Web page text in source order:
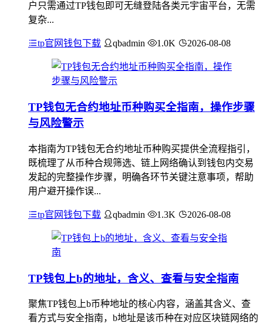
户只需通过TP钱包即可无缝登陆各类元宇宙平台，无需
复杂...
tp官网钱包下载 qbadmin 1.0K 2026-08-08
TP钱包无合约地址币种购买全指南，操作步骤
与风险警示
本指南为TP钱包无合约地址币种购买提供全流程指引，
既梳理了从币种合规筛选、链上网络确认到钱包内交易
发起的完整操作步骤，明确各环节关键注意事项，帮助
用户避开操作误...
tp官网钱包下载 qbadmin 1.3K 2026-08-08
TP钱包上b的地址，含义、查看与安全指南
聚焦TP钱包上b币种地址的核心内容，涵盖其含义、查
看方式与安全指南，b地址是该币种在对应区块链网络的